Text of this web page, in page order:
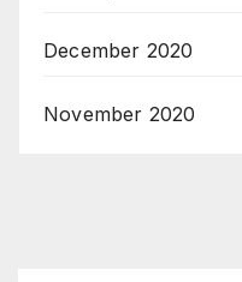
December 2020
November 2020